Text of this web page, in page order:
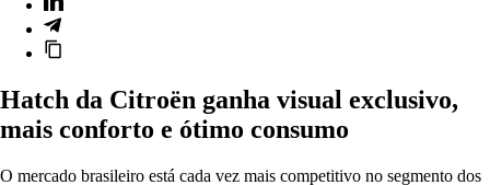
Hatch da Citroën ganha visual exclusivo,
mais conforto e ótimo consumo
O mercado brasileiro está cada vez mais competitivo no segmento dos